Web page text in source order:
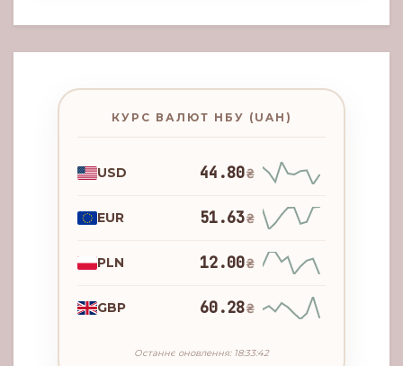
КУРС ВАЛЮТ НБУ (UAH)
USD 44.80₴
EUR 51.63₴
PLN 12.00₴
GBP 60.28₴
Останнє оновлення: 18:33:42